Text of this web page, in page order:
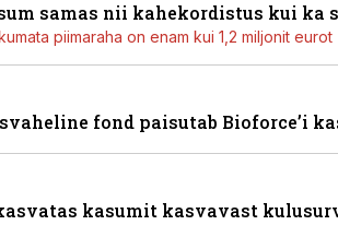
samas nii kahekordistus kui ka
piimaraha on enam kui 1,2 miljonit eurot
fond paisutab Bioforce’i
kasumit kasvavast